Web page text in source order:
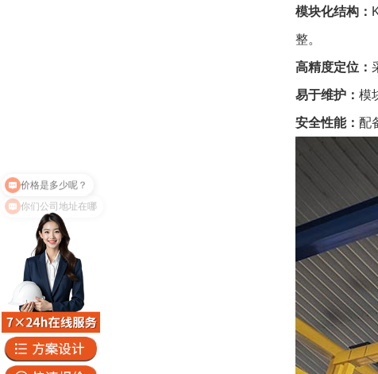
模块化结构：
整。
高精度定位：
易于维护： 模
安全性能： 配